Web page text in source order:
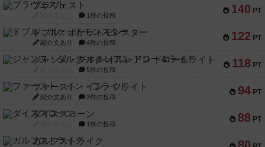
140 PT
ブラヴェスト
1件の投稿
122 PT
ドブル：ポケットモンスター
紹介文あり 4件の投稿
118 PT
ジャンヌ・ダルク-オルレアン ドロー＆ライト
5件の投稿
94 PT
ファースト・イン・フライト
紹介文あり 3件の投稿
88 PT
ダイススローン
1件の投稿
ガルフストライク